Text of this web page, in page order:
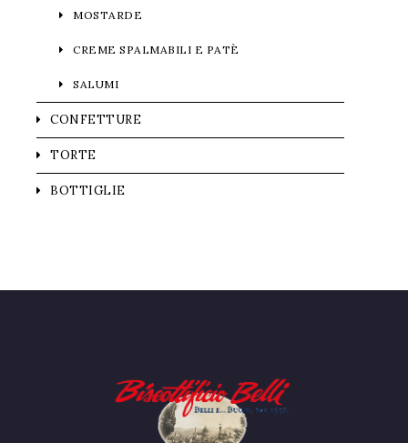
MOSTARDE
CREME SPALMABILI E PATÈ
SALUMI
CONFETTURE
TORTE
BOTTIGLIE